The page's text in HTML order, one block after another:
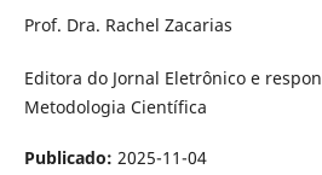
Prof. Dra. Rachel Zacarias
Editora do Jornal Eletrônico e
Metodologia Científica
Publicado: 2025-11-04